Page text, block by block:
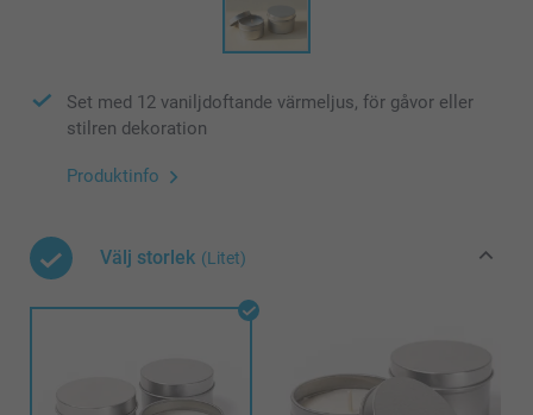
Set med 12 vaniljdoftande värmeljus, för gåvor eller
stilren dekoration
Produktinfo
Välj storlek (Litet)